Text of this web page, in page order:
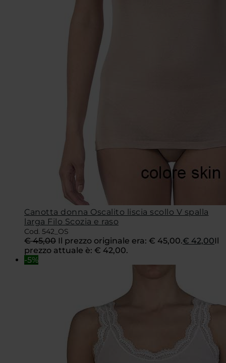
Canotta donna Oscalito liscia scollo V spalla
larga Filo Scozia e raso
Cod. 542_OS
€45,00 Il prezzo originale era: € 45,00.€ 42,00Il
prezzo attuale è: € 42,00.
-5%